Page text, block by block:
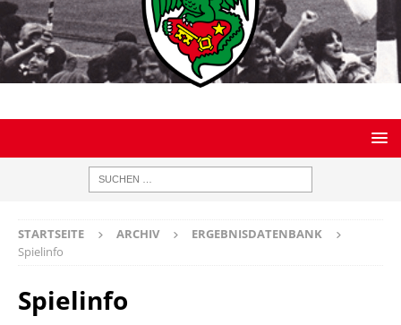
STARTSEITE ARCHIV
ERGEBNISDATENBANK
Spielinfo
Spielinfo